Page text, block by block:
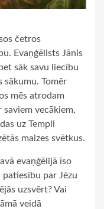
četros
Evaņģēlists Jānis
sāk savu liecību
sākumu. Tomēr
mēs atrodam
saviem vecākiem,
uz Templi
maizes svētkus.
evaņģēlijā īso
par Jēzu
uzsvērt? Vai
veidā